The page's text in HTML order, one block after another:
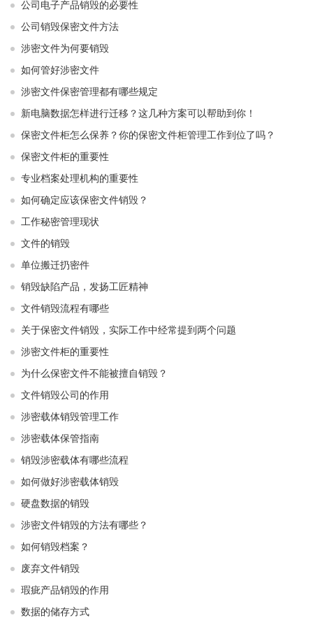
公司电子产品销毁的必要性
公司销毁保密文件方法
涉密文件为何要销毁
如何管好涉密文件
涉密文件保密管理都有哪些规定
新电脑数据怎样进行迁移？这几种方案可以帮助到你！
保密文件柜怎么保养？你的保密文件柜管理工作到位了吗？
保密文件柜的重要性
专业档案处理机构的重要性
如何确定应该保密文件销毁？
工作秘密管理现状
文件的销毁
单位搬迁扔密件
销毁缺陷产品，发扬工匠精神
文件销毁流程有哪些
关于保密文件销毁，实际工作中经常提到两个问题
涉密文件柜的重要性
为什么保密文件不能被擅自销毁？
文件销毁公司的作用
涉密载体销毁管理工作
涉密载体保管指南
销毁涉密载体有哪些流程
如何做好涉密载体销毁
硬盘数据的销毁
涉密文件销毁的方法有哪些？
如何销毁档案？
废弃文件销毁
瑕疵产品销毁的作用
数据的储存方式